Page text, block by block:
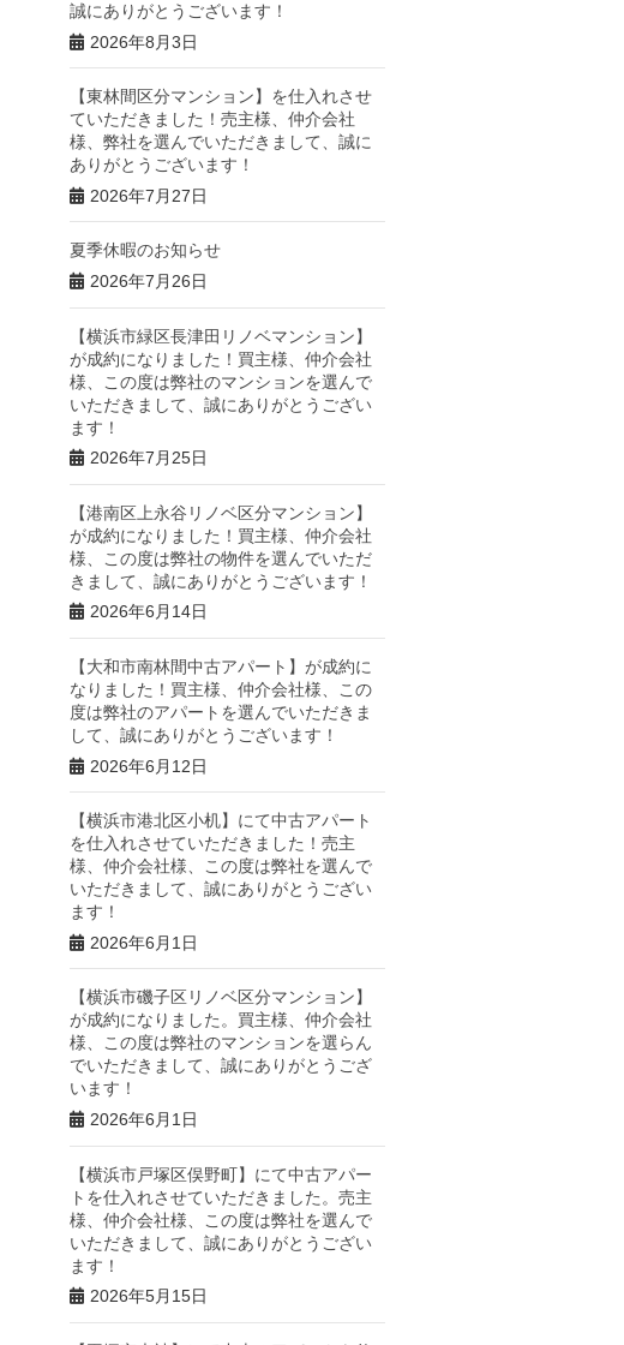
誠にありがとうございます！
2026年8月3日
【東林間区分マンション】を仕入れさせ
ていただきました！売主様、仲介会社
様、弊社を選んでいただきまして、誠に
ありがとうございます！
2026年7月27日
夏季休暇のお知らせ
2026年7月26日
【横浜市緑区長津田リノベマンション】
が成約になりました！買主様、仲介会社
様、この度は弊社のマンションを選んで
いただきまして、誠にありがとうござい
ます！
2026年7月25日
【港南区上永谷リノベ区分マンション】
が成約になりました！買主様、仲介会社
様、この度は弊社の物件を選んでいただ
きまして、誠にありがとうございます！
2026年6月14日
【大和市南林間中古アパート】が成約に
なりました！買主様、仲介会社様、この
度は弊社のアパートを選んでいただきま
して、誠にありがとうございます！
2026年6月12日
【横浜市港北区小机】にて中古アパート
を仕入れさせていただきました！売主
様、仲介会社様、この度は弊社を選んで
いただきまして、誠にありがとうござい
ます！
2026年6月1日
【横浜市磯子区リノベ区分マンション】
が成約になりました。買主様、仲介会社
様、この度は弊社のマンションを選らん
でいただきまして、誠にありがとうござ
います！
2026年6月1日
【横浜市戸塚区俣野町】にて中古アパー
トを仕入れさせていただきました。売主
様、仲介会社様、この度は弊社を選んで
いただきまして、誠にありがとうござい
ます！
2026年5月15日